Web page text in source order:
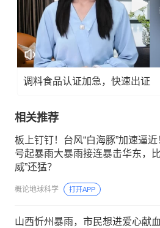
调料食品认证加急，快速出证
相关推荐
板上钉钉！台风“白海豚”加速逼近
号起暴雨大暴雨接连暴击华东，
威”还猛？
概论地球科学 打开APP
山西忻州暴雨，市民想进爱心献